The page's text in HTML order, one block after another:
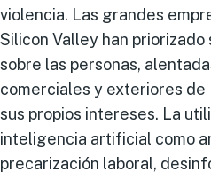
violencia. Las grandes
Silicon Valley han
sobre las personas,
comerciales y exteriores de
sus propios intereses. La
inteligencia artificial como
precarización laboral,